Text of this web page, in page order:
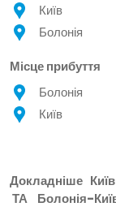
Київ
Болонія
Місце прибуття
Болонія
Київ
Докладніше
ТА Болонія-